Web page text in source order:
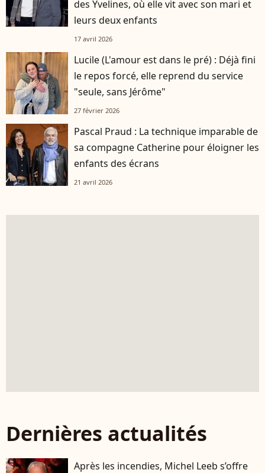
des Yvelines, où elle vit avec son mari et
leurs deux enfants
17 avril 2026
Lucile (L'amour est dans le pré) : Déjà fini
le repos forcé, elle reprend du service
"seule, sans Jérôme"
27 février 2026
Pascal Praud : La technique imparable de
sa compagne Catherine pour éloigner les
enfants des écrans
21 avril 2026
Dernières actualités
Après les incendies, Michel Leeb s’offre